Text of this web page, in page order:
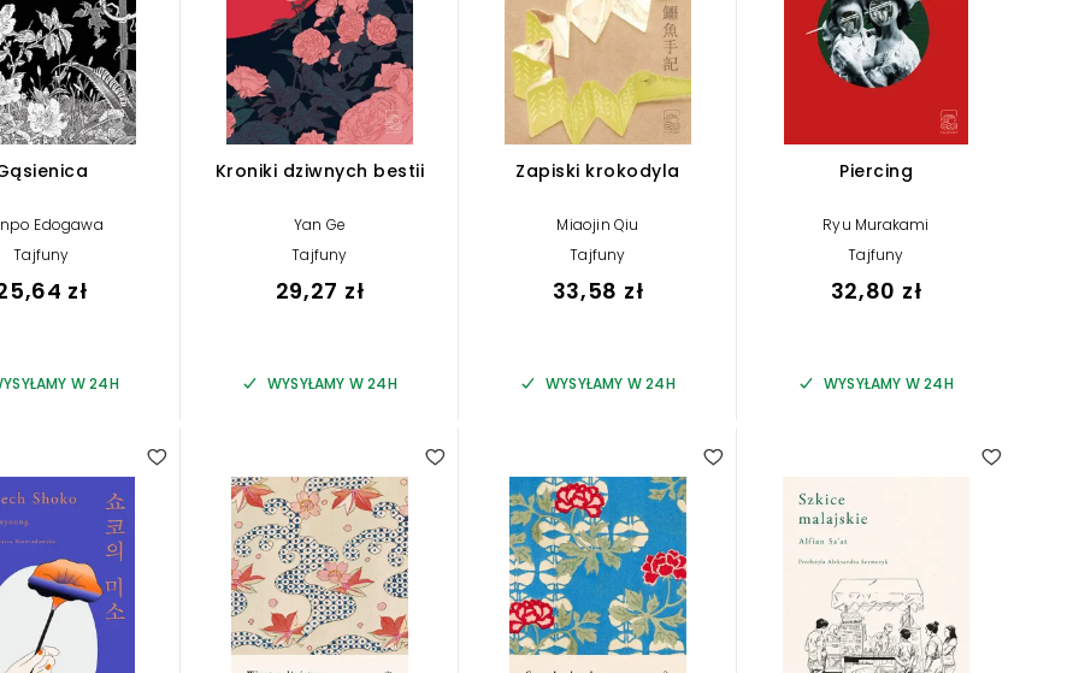
Edogawa
Tajfuny
zł
W 24H
Kroniki dziwnych bestii
Yan Ge
Tajfuny
29,27 zł
WYSYŁAMY W 24H
Zapiski krokodyla
Miaojin Qiu
Tajfuny
33,58 zł
WYSYŁAMY W 24H
Piercing
Ryu Murakami
Tajfuny
32,80 zł
WYSYŁAMY W 24H